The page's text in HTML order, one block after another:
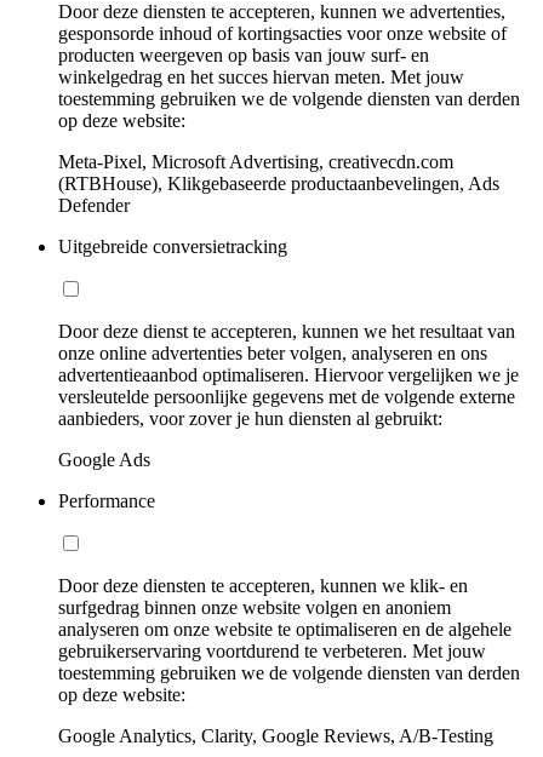
Door deze diensten te accepteren, kunnen we advertenties,
gesponsorde inhoud of kortingsacties voor onze website of
producten weergeven op basis van jouw surf- en
winkelgedrag en het succes hiervan meten. Met jouw
toestemming gebruiken we de volgende diensten van derden
op deze website:
Meta-Pixel, Microsoft Advertising, creativecdn.com
(RTBHouse), Klikgebaseerde productaanbevelingen, Ads
Defender
Uitgebreide conversietracking
Door deze dienst te accepteren, kunnen we het resultaat van
onze online advertenties beter volgen, analyseren en ons
advertentieaanbod optimaliseren. Hiervoor vergelijken we je
versleutelde persoonlijke gegevens met de volgende externe
aanbieders, voor zover je hun diensten al gebruikt:
Google Ads
Performance
Door deze diensten te accepteren, kunnen we klik- en
surfgedrag binnen onze website volgen en anoniem
analyseren om onze website te optimaliseren en de algehele
gebruikerservaring voortdurend te verbeteren. Met jouw
toestemming gebruiken we de volgende diensten van derden
op deze website:
Google Analytics, Clarity, Google Reviews, A/B-Testing